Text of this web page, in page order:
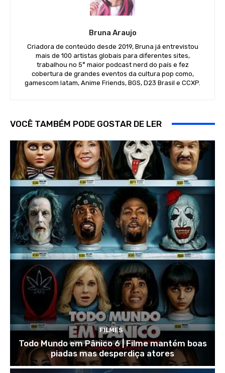
Bruna Araujo
Criadora de conteúdo desde 2019, Bruna já entrevistou
mais de 100 artistas globais para diferentes sites,
trabalhou no 5° maior podcast nerd do país e fez
cobertura de grandes eventos da cultura pop como,
gamescom latam, Anime Friends, BGS, D23 Brasil e CCXP.
VOCÊ TAMBÉM PODE GOSTAR DE LER
FILMES
Todo Mundo em Pânico 6 | Filme mantém boas
piadas mas desperdiça atores